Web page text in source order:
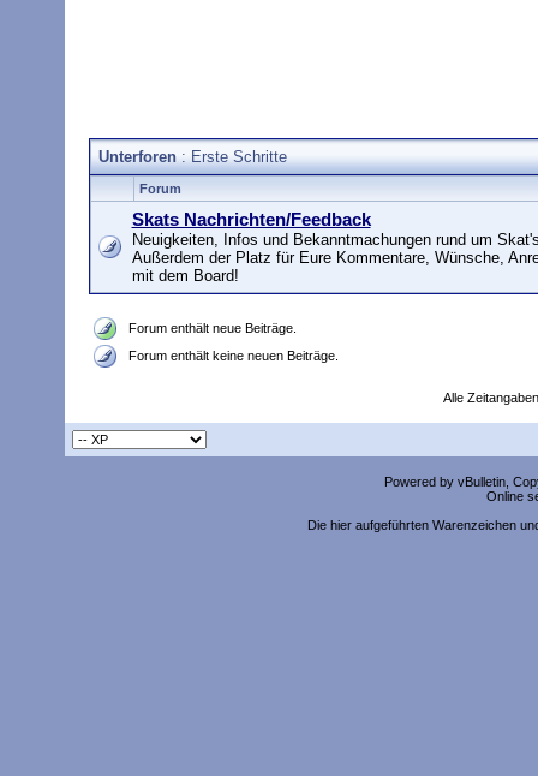
Unterforen: Erste Schritte
Forum
Skats Nachrichten/Feedback
Neuigkeiten, Infos und Bekanntmachungen rund um
Außerdem der Platz für Eure Kommentare, Wünsche,
mit dem Board!
Forum enthält neue Beiträge.
Forum enthält keine neuen Beiträge.
Alle
Powered by vBulletin,
Online
Die hier aufgeführten Warenzeichen